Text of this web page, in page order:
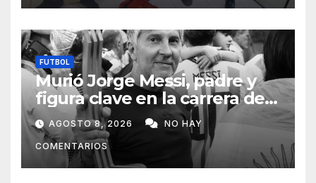
FUTBOL
Murió Jorge Messi, padre y
figura clave en la carrera de
Lionel Messi
AGOSTO 8, 2026 NO HAY
COMENTARIOS